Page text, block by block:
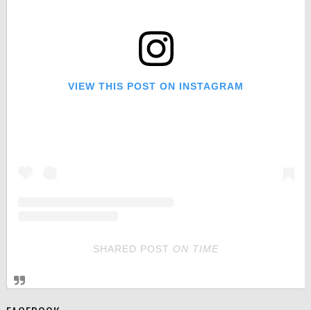
VIEW THIS POST ON INSTAGRAM
SHARED POST ON TIME